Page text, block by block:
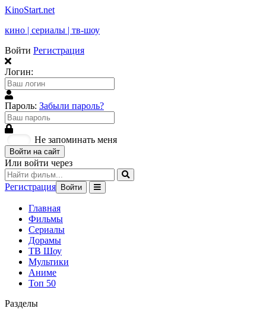
KinoStart.net
кино | сериалы | тв-шоу
Войти Регистрация
Логин:
Пароль: Забыли пароль?
Не запоминать меня
Войти на сайт
Или войти через
Регистрация Войти
Главная
Фильмы
Сериалы
Дорамы
ТВ Шоу
Мультики
Аниме
Топ 50
Разделы